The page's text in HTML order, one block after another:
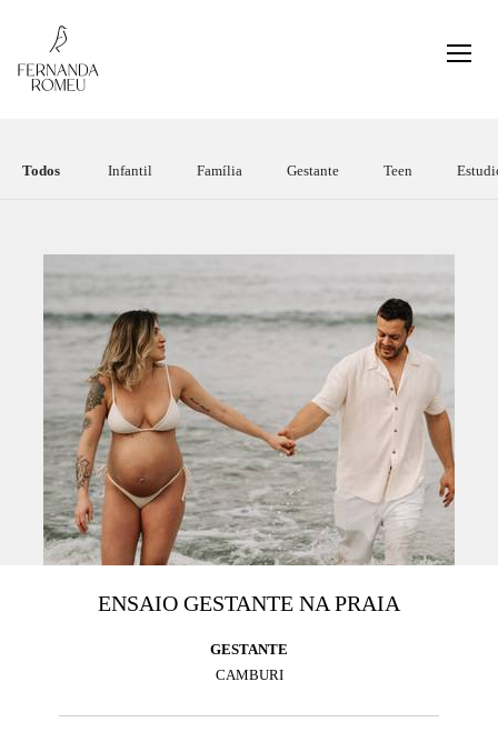
Todos Infantil Família Gestante Teen
ENSAIO GESTANTE NA PRAIA
GESTANTE
CAMBURI